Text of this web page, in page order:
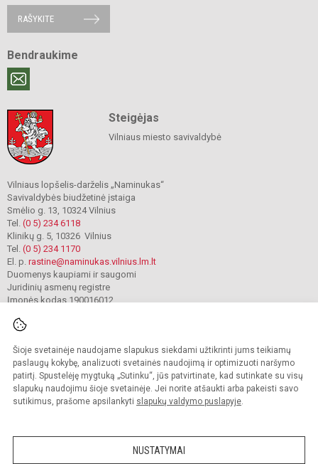
Šioje svetainėje naudojame slapukus siekdami užtikrinti jums teikiamų
paslaugų kokybę, analizuoti svetainės naudojimą ir optimizuoti naršymo
patirtį. Spustelėję mygtuką „Sutinku“, jūs patvirtinate, kad sutinkate su visų
slapukų naudojimu šioje svetainėje. Jei norite atšaukti arba pakeisti savo
sutikimus, prašome apsilankyti slapukų valdymo puslapyje.
NUSTATYMAI
RAŠYKITE
Bendraukime
Steigėjas
Vilniaus miesto savivaldybė
Vilniaus lopšelis-darželis „Naminukas“
Savivaldybės biudžetinė įstaiga
Smėlio g. 13, 10324 Vilnius
Tel. (0 5) 234 6118
Klinikų g. 5, 10326 Vilnius
Tel. (0 5) 234 1170
El. p. rastine@naminukas.vilnius.lm.lt
Duomenys kaupiami ir saugomi
Juridinių asmenų registre
Įmonės kodas 190016012
© 2022. Vilniaus lopšelis darželis Naminukas. Visos teisės saugomos.
Kopijuoti turinį be raštiško darželio administracijos sutikimo griežtai draudžiama.
Prieinamumo paraiška Slapukų valdymas
Sumanus būdas atnaujinti